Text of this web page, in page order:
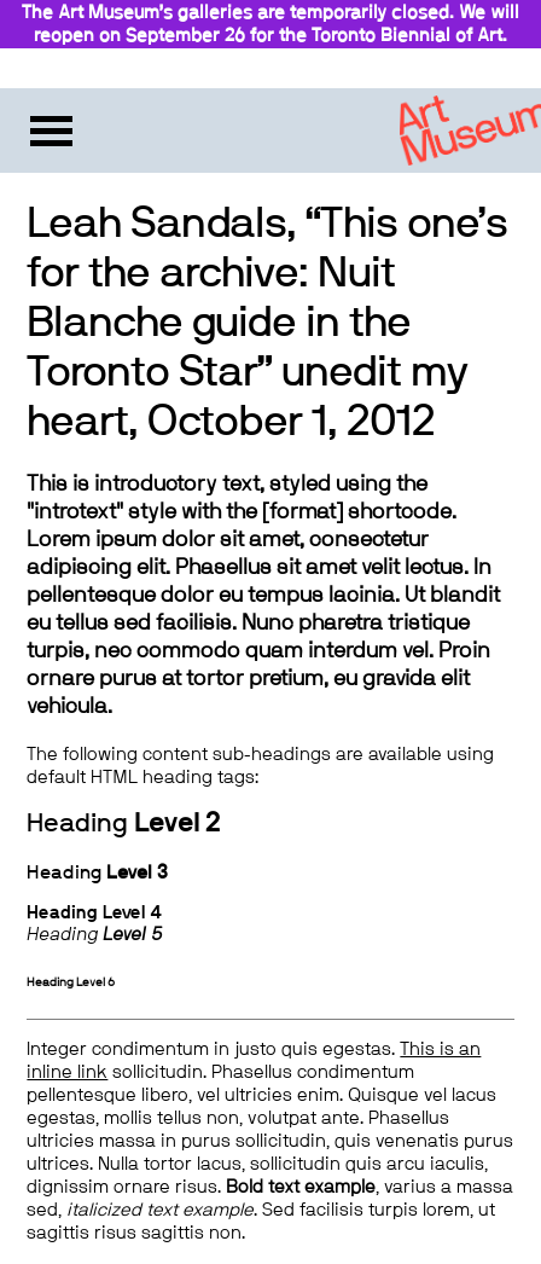
The Art Museum’s galleries are temporarily closed. We will
reopen on September 26 for the Toronto Biennial of Art.
Leah Sandals, “This one’s
for the archive: Nuit
Blanche guide in the
Toronto Star” unedit my
heart, October 1, 2012
This is introductory text, styled using the
"introtext" style with the [format] shortcode.
Lorem ipsum dolor sit amet, consectetur
adipiscing elit. Phasellus sit amet velit lectus. In
pellentesque dolor eu tempus lacinia. Ut blandit
eu tellus sed facilisis. Nunc pharetra tristique
turpis, nec commodo quam interdum vel. Proin
ornare purus at tortor pretium, eu gravida elit
vehicula.
The following content sub-headings are available using
default HTML heading tags:
Heading Level 2
Heading Level 3
Heading Level 4
HeadingLevel 5
Heading Level 6
Integer condimentum in justo quis egestas.
This is an
inline link sollicitudin. Phasellus condimentum
pellentesque libero, vel ultricies enim. Quisque vel lacus
egestas, mollis tellus non, volutpat ante. Phasellus
ultricies massa in purus sollicitudin, quis venenatis purus
ultrices. Nulla tortor lacus, sollicitudin quis arcu iaculis,
dignissim ornare risus. Bold text example, varius a massa
sed, italicized text example. Sed facilisis turpis lorem, ut
sagittis risus sagittis non.